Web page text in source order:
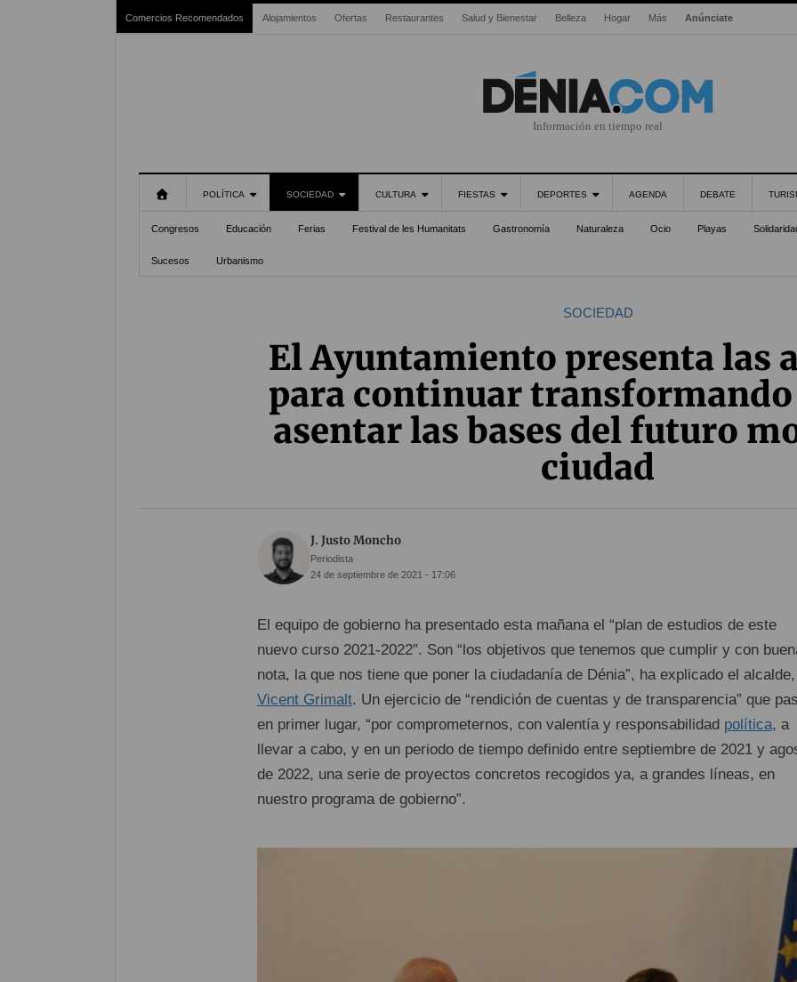
Comercios Recomendados Alojamientos Ofertas Restaurantes Salud y Bienestar Belleza Hogar Más Anúnciate
Información en tiempo real
POLÍTICA SOCIEDAD CULTURA FIESTAS DEPORTES AGENDA DEBATE
Congresos Educación Ferias Festival de les Humanitats Gastronomía Naturaleza Ocio Playas
Sucesos Urbanismo
SOCIEDAD
El Ayuntamiento presenta las
para continuar transformando
asentar las bases del futuro
ciudad
J. Justo Moncho
Periodista
24 de septiembre de 2021 - 17:06
El equipo de gobierno ha presentado esta mañana el “plan de estudios de este
nuevo curso 2021-2022″. Son “los objetivos que tenemos que cumplir y con
nota, la que nos tiene que poner la ciudadanía de Dénia”, ha explicado el alcalde,
Vicent Grimalt. Un ejercicio de “rendición de cuentas y de transparencia” que
en primer lugar, “por comprometernos, con valentía y responsabilidad política, a
llevar a cabo, y en un periodo de tiempo definido entre septiembre de 2021 y
de 2022, una serie de proyectos concretos recogidos ya, a grandes líneas, en
nuestro programa de gobierno”.